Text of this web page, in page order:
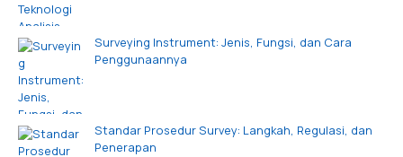
Surveying Instrument: Jenis, Fungsi, dan Cara
Penggunaannya
Standar Prosedur Survey: Langkah, Regulasi, dan
Penerapan